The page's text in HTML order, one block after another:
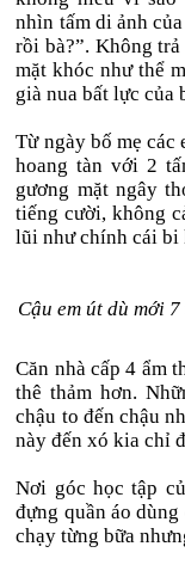
nhìn tấm di ảnh
rồi bà?”. Không
mặt khóc như thể
già nua bất lực của
Từ ngày bố mẹ các
hoang tàn với 2
gương mặt ngây
tiếng cười, không
lũi như chính cái
Cậu em út dù mới
Căn nhà cấp 4 ẩm
thê thảm hơn.
chậu to đến chậu
này đến xó kia chỉ
Nơi góc học tập
đựng quần áo
chạy từng bữa